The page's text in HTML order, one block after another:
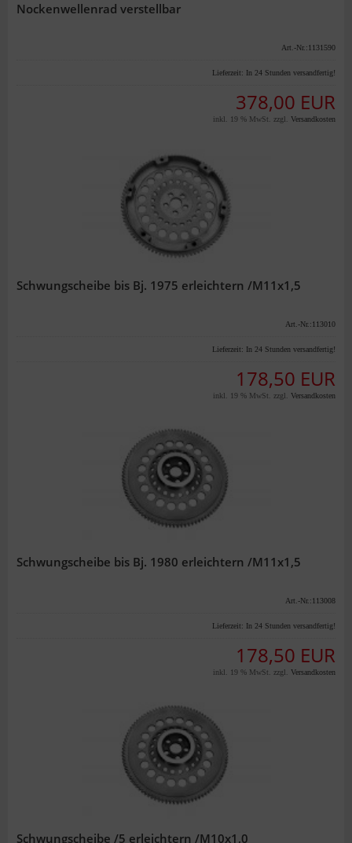
Nockenwellenrad verstellbar
Art.-Nr.:1131590
Lieferzeit: In 24 Stunden versandfertig!
378,00 EUR
inkl. 19 % MwSt. zzgl. Versandkosten
Schwungscheibe bis Bj. 1975 erleichtern /M11x1,5
Art.-Nr.:113010
Lieferzeit: In 24 Stunden versandfertig!
178,50 EUR
inkl. 19 % MwSt. zzgl. Versandkosten
Schwungscheibe bis Bj. 1980 erleichtern /M11x1,5
Art.-Nr.:113008
Lieferzeit: In 24 Stunden versandfertig!
178,50 EUR
inkl. 19 % MwSt. zzgl. Versandkosten
Schwungscheibe /5 erleichtern /M10x1,0